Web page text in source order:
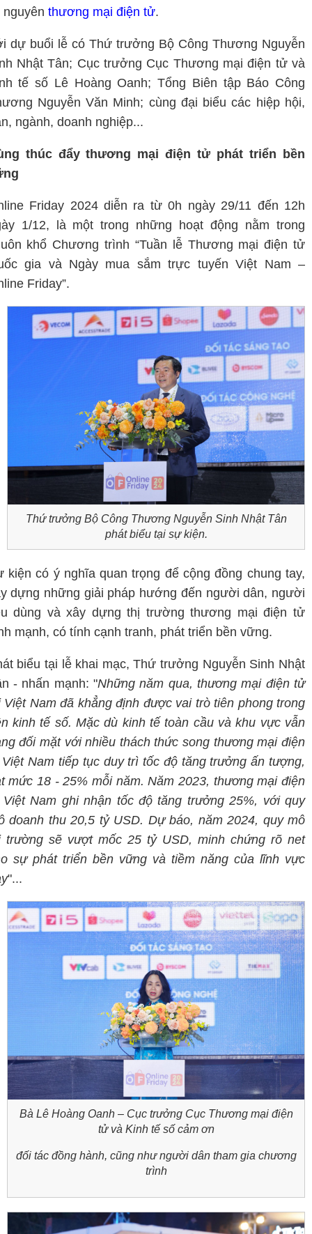
nguyên thương mại điện tử.
dự buổi lễ có Thứ trưởng Bộ Công Thương Nguyễn
Nhật Tân; Cục trưởng Cục Thương mại điện tử và
tế số Lê Hoàng Oanh; Tổng Biên tập Báo Công
Nguyễn Văn Minh; cùng đại biểu các hiệp hội,
ngành, doanh nghiệp...
thúc đẩy thương mại điện tử phát triển bền
Friday 2024 diễn ra từ 0h ngày 29/11 đến 12h
1/12, là một trong những hoạt động nằm trong
khổ Chương trình “Tuần lễ Thương mại điện tử
gia và Ngày mua sắm trực tuyến Việt Nam –
Friday”.
Thứ trưởng Bộ Công Thương Nguyễn Sinh Nhật Tân
phát biểu tại sự kiện.
kiện có ý nghĩa quan trọng để cộng đồng chung tay,
dựng những giải pháp hướng đến người dân, người
dùng và xây dựng thị trường thương mại điện tử
mạnh, có tính cạnh tranh, phát triển bền vững.
biểu tại lễ khai mạc, Thứ trưởng Nguyễn Sinh Nhật
- nhấn mạnh: "Những năm qua, thương mại điện tử
Việt Nam đã khẳng định được vai trò tiên phong trong
kinh tế số. Mặc dù kinh tế toàn cầu và khu vực vẫn
đối mặt với nhiều thách thức song thương mại điện
Nam tiếp tục duy trì tốc độ tăng trưởng ấn tượng,
mức 18 - 25% mỗi năm. Năm 2023, thương mại điện
Nam ghi nhận tốc độ tăng trưởng 25%, với quy
doanh thu 20,5 tỷ USD. Dự báo, năm 2024, quy mô
trường sẽ vượt mốc 25 tỷ USD, minh chứng rõ net
sự phát triển bền vững và tiềm năng của lĩnh vực
"...
Bà Lê Hoàng Oanh – Cục trưởng Cục Thương mại điện
tử và Kinh tế số cảm ơn
đối tác đồng hành, cũng như người dân tham gia chương
trình